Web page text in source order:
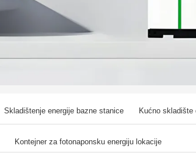
Skladištenje energije bazne stanice Kućno skladište
Kontejner za fotonaponsku energiju lokacije